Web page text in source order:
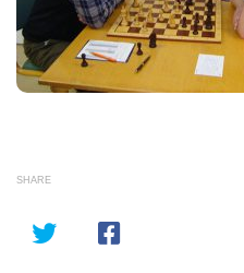
SHARE